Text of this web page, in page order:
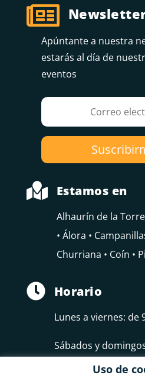

Apúntante a nuestra
estarás al día de
eventos
 Estamos en
Alhaurín de la
• Álora •
Churriana • Coín •
 Horario
Lunes a viernes: de
Sábados y
Uso de